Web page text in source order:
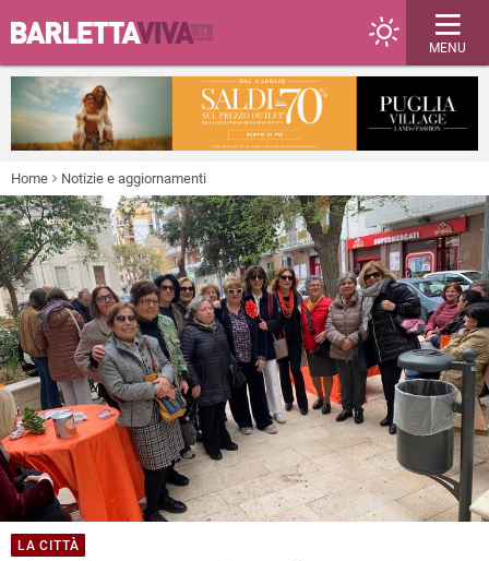
MENU
Home Notizie e aggiornamenti
LA CITTÀ